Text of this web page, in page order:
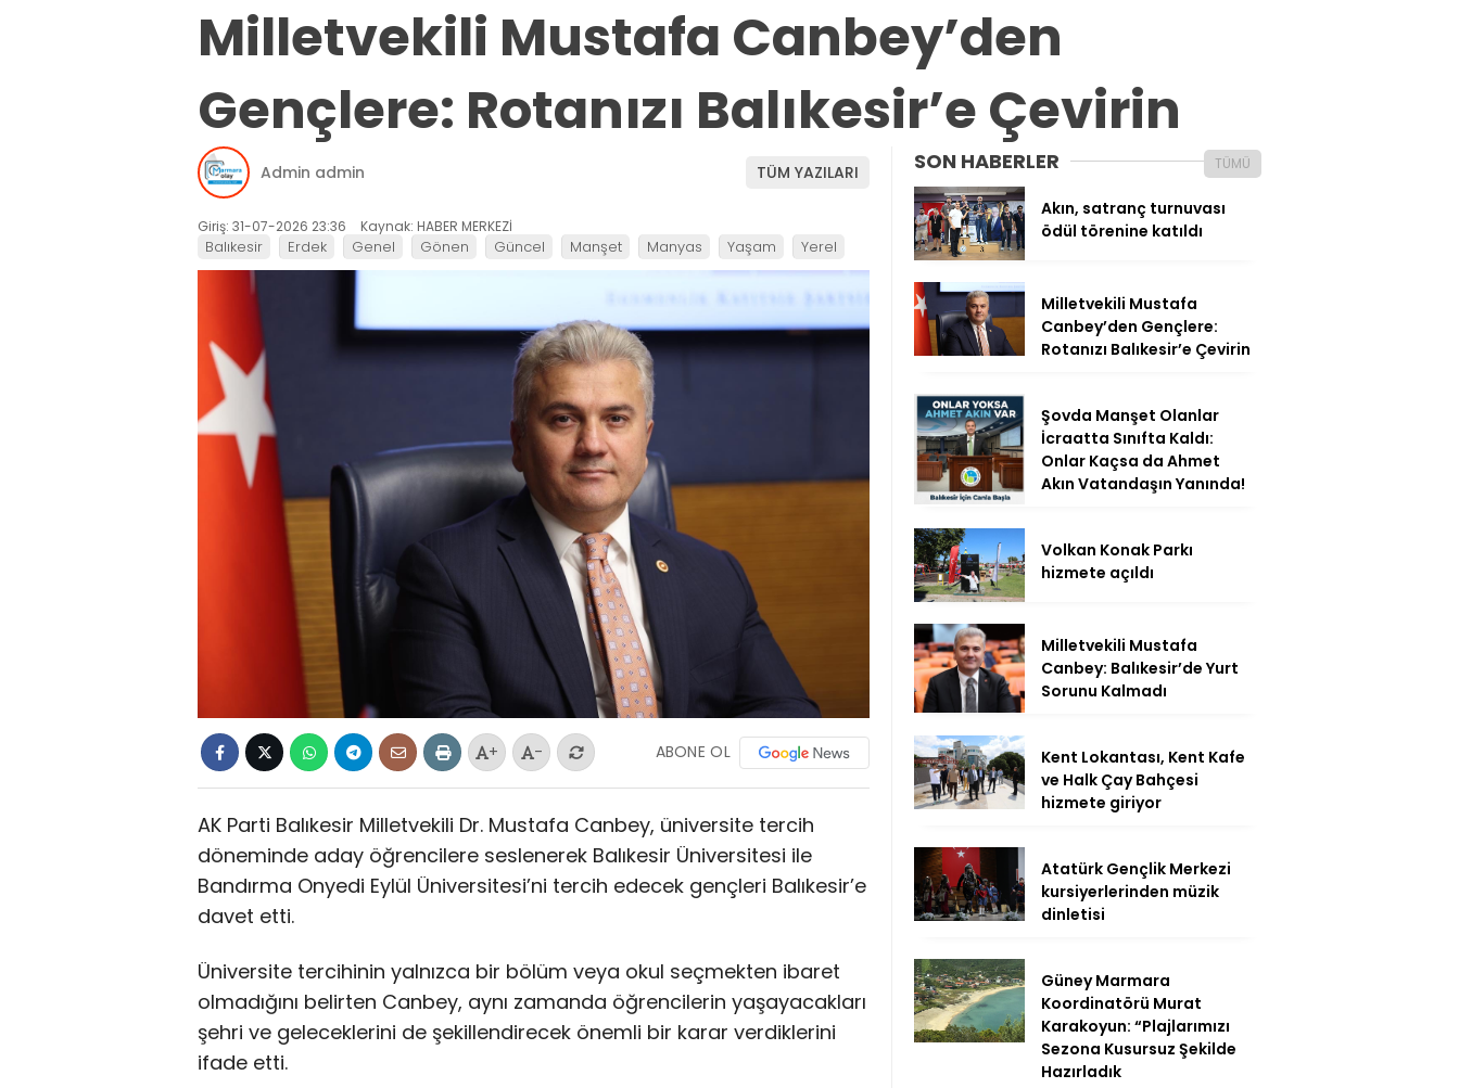
Milletvekili Mustafa Canbey’den
Gençlere: Rotanızı Balıkesir’e Çevirin
Admin admin TÜM YAZILARI
Giriş: 31-07-2026 23:36 Kaynak: HABER MERKEZİ
Balıkesir Erdek Genel Gönen Güncel Manşet Manyas Yaşam Yerel
+ - ABONE OL
AK Parti Balıkesir Milletvekili Dr. Mustafa Canbey, üniversite tercih
döneminde aday öğrencilere seslenerek Balıkesir Üniversitesi ile
Bandırma Onyedi Eylül Üniversitesi’ni tercih edecek gençleri Balıkesir’e
davet etti.
Üniversite tercihinin yalnızca bir bölüm veya okul seçmekten ibaret
olmadığını belirten Canbey, aynı zamanda öğrencilerin yaşayacakları
şehri ve geleceklerini de şekillendirecek önemli bir karar verdiklerini
ifade etti.
SON HABERLER TÜMÜ
Akın, satranç turnuvası
ödül törenine katıldı
Milletvekili Mustafa
Canbey’den Gençlere:
Rotanızı Balıkesir’e Çevirin
Şovda Manşet Olanlar
İcraatta Sınıfta Kaldı:
Onlar Kaçsa da Ahmet
Akın Vatandaşın Yanında!
Volkan Konak Parkı
hizmete açıldı
Milletvekili Mustafa
Canbey: Balıkesir’de Yurt
Sorunu Kalmadı
Kent Lokantası, Kent Kafe
ve Halk Çay Bahçesi
hizmete giriyor
Atatürk Gençlik Merkezi
kursiyerlerinden müzik
dinletisi
Güney Marmara
Koordinatörü Murat
Karakoyun: “Plajlarımızı
Sezona Kusursuz Şekilde
Hazırladık